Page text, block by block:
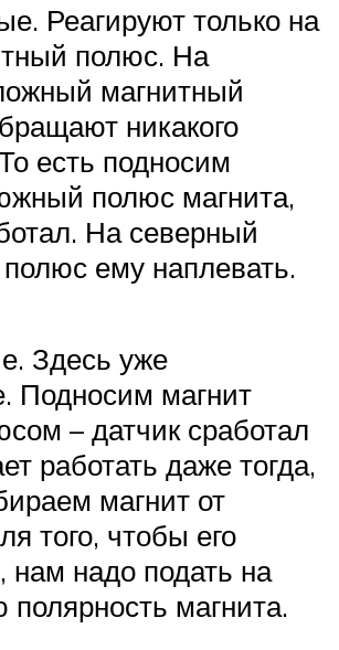
Реагируют только на
полюс. На
магнитный
никакого
есть подносим
полюс магнита,
На северный
ему наплевать.
Здесь уже
Подносим магнит
– датчик сработал
работать даже тогда,
магнит от
того, чтобы его
нам надо подать на
полярность магнита.